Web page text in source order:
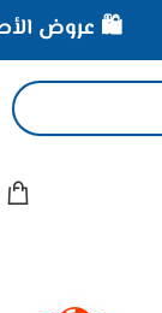
🛍️ عروض